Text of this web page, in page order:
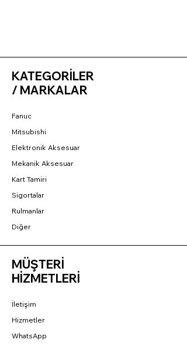
KATEGORİLER
/ MARKALAR
Fanuc
Mitsubishi
Elektronik Aksesuar
Mekanik Aksesuar
Kart Tamiri
Sigortalar
Rulmanlar
Diğer
MÜŞTERİ
HİZMETLERİ
İletişim
Hizmetler
WhatsApp